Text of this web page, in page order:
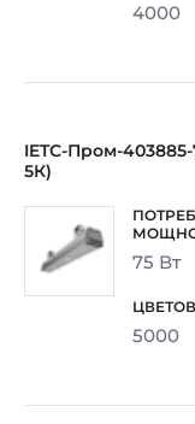
4000
IETC-Пром-
5К)
75 Вт
5000